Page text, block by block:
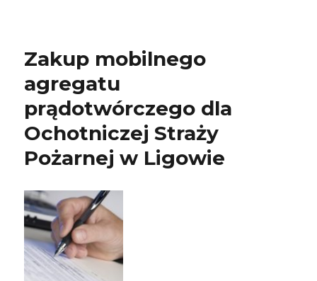
Zakup mobilnego
agregatu
prądotwórczego dla
Ochotniczej Straży
Pożarnej w Ligowie